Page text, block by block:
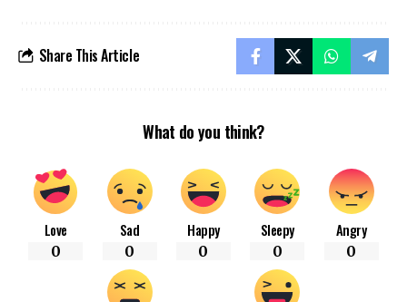
Share This Article
What do you think?
Love
0
Sad
0
Happy
0
Sleepy
0
Angry
0